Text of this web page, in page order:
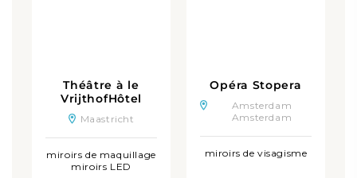
Théâtre à le
VrijthofHôtel
Maastricht
miroirs de maquillage
miroirs LED
Opéra Stopera
Amsterdam
Amsterdam
miroirs de visagisme